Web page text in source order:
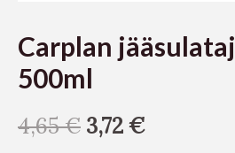
Carplan
500ml
4,65€ 3,72€